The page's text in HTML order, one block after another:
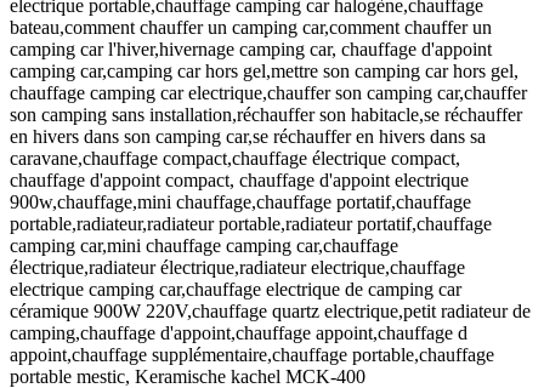
electrique portable,chauffage camping car halogène,chauffage
bateau,comment chauffer un camping car,comment chauffer un
camping car l'hiver,hivernage camping car, chauffage d'appoint
camping car,camping car hors gel,mettre son camping car hors gel,
chauffage camping car electrique,chauffer son camping car,chauffer
son camping sans installation,réchauffer son habitacle,se réchauffer
en hivers dans son camping car,se réchauffer en hivers dans sa
caravane,chauffage compact,chauffage électrique compact,
chauffage d'appoint compact, chauffage d'appoint electrique
900w,chauffage,mini chauffage,chauffage portatif,chauffage
portable,radiateur,radiateur portable,radiateur portatif,chauffage
camping car,mini chauffage camping car,chauffage
électrique,radiateur électrique,radiateur electrique,chauffage
electrique camping car,chauffage electrique de camping car
céramique 900W 220V,chauffage quartz electrique,petit radiateur de
camping,chauffage d'appoint,chauffage appoint,chauffage d
appoint,chauffage supplémentaire,chauffage portable,chauffage
portable mestic, Keramische kachel MCK-400